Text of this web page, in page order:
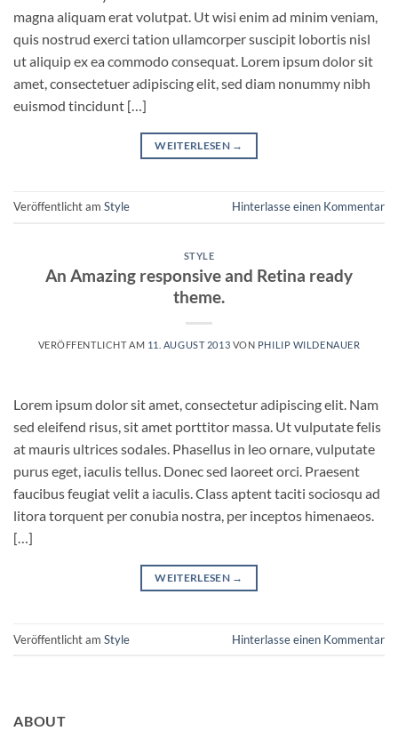
magna aliquam erat volutpat. Ut wisi enim ad minim veniam,
quis nostrud exerci tation ullamcorper suscipit lobortis nisl
ut aliquip ex ea commodo consequat. Lorem ipsum dolor sit
amet, consectetuer adipiscing elit, sed diam nonummy nibh
euismod tincidunt […]
WEITERLESEN →
Veröffentlicht am Style Hinterlasse einen Kommentar
STYLE
An Amazing responsive and Retina ready
theme.
VERÖFFENTLICHT AM 11. AUGUST 2013 VON PHILIP WILDENAUER
Lorem ipsum dolor sit amet, consectetur adipiscing elit. Nam
sed eleifend risus, sit amet porttitor massa. Ut vulputate felis
at mauris ultrices sodales. Phasellus in leo ornare, vulputate
purus eget, iaculis tellus. Donec sed laoreet orci. Praesent
faucibus feugiat velit a iaculis. Class aptent taciti sociosqu ad
litora torquent per conubia nostra, per inceptos himenaeos.
[…]
WEITERLESEN →
Veröffentlicht am Style Hinterlasse einen Kommentar
ABOUT